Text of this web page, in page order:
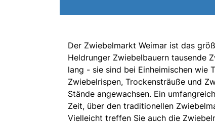
Der Zwiebelmarkt Weimar ist das
Heldrunger Zwiebelbauern tausende
lang - sie sind bei Einheimischen wie
Zwiebelrispen, Trockensträuße und
Stände angewachsen. Ein
Zeit, über den traditionellen
Vielleicht treffen Sie auch die